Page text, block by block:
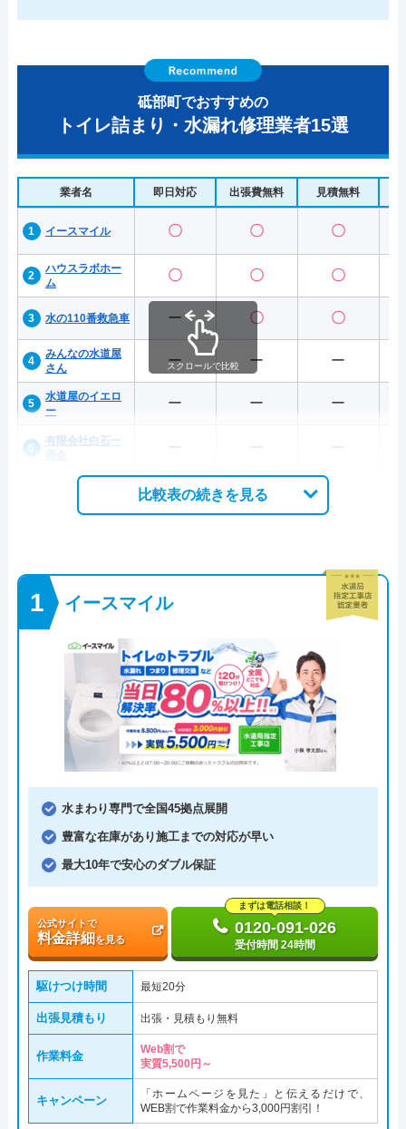
砥部町でおすすめの
トイレ詰まり・水漏れ修理業者15選
業者名 即日対応 出張費無料 見積無料
イースマイル 〇 〇 〇
ハウスラボホー
ム
〇 〇 〇
水の110番救急車 ー 〇 〇
みんなの水道屋
さん
ー ー ー
水道屋のイエロ
ー
ー ー ー
有限会社白石一
スクロールで比較
比較表の続きを見る
イースマイル
水まわり専門で全国45拠点展開
豊富な在庫があり施工までの対応が早い
最大10年で安心のダブル保証
公式サイトで
料金詳細を見る
まずは電話相談！
0120-091-026
受付時間 24時間
駆けつけ時間 最短20分
出張見積もり 出張・見積もり無料
作業料金
Web割で
実質5,500円～
キャンペーン
「ホームページを見た」と伝えるだけで、
WEB割で作業料金から3,000円割引！